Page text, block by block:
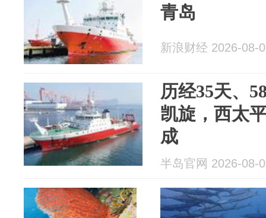
青岛
新浪财经 2026-08-
历经35天、
凯旋，西太
成
半岛官网 2026-08-